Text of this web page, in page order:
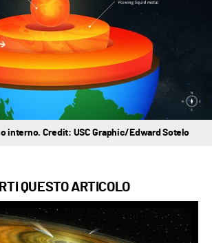
interno. Credit: USC Graphic/Edward Sotelo
QUESTO ARTICOLO